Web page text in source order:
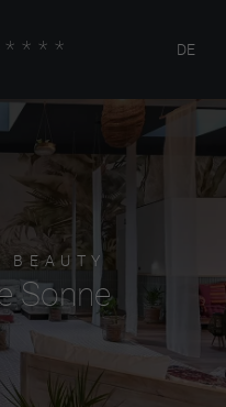
**** DE
BEAUTY
Sonne